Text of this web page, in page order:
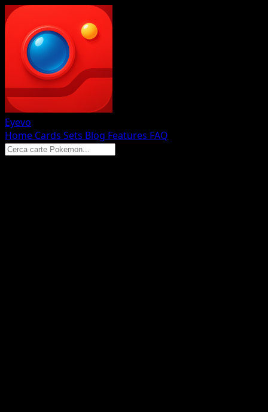
Eyevo
Home Cards Sets Blog Features FAQ